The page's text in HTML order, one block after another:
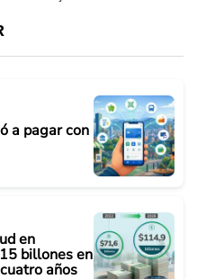
a pagar con
en
billones en
años